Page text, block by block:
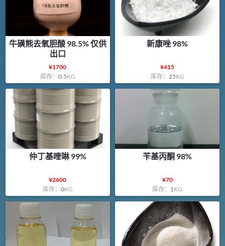
牛磺熊去氧胆酸 98.5% 仅供
出口
¥1700
库存： 0.5KG
新康唑 98%
¥415
库存： 25KG
仲丁基喹啉 99%
¥2600
库存： 0KG
苄基丙酮 98%
¥70
库存： 1 KG